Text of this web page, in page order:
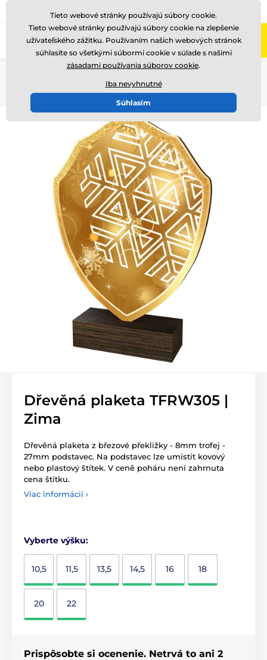
Zavolajte nám (Po-Pi 8-17) +421220255160
Dřevěná plaketa TFRW305 |
Zima
Dřevěná plaketa z březové překližky - 8mm trofej -
27mm podstavec. Na podstavec lze umístit kovový
nebo plastový štítek. V ceně poháru není zahrnuta
cena štítku.
Viac informácií ›
Vyberte výšku:
10,5 11,5 13,5 14,5 16 18
20 22
Prispôsobte si ocenenie. Netrvá to ani 2
Tieto webové stránky používajú súbory cookie.
Tieto webové stránky používajú súbory cookie na zlepšenie
užívateľského zážitku. Používaním našich webových stránok
súhlasíte so všetkými súbormi cookie v súlade s našimi
zásadami používania súborov cookie.
Iba nevyhnutné
Súhlasím